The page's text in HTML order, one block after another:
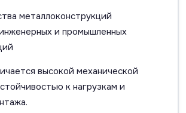
металлоконструкций
и промышленных
высокой механической
к нагрузкам и